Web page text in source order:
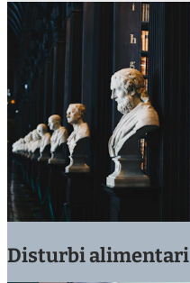
Disturbi alimentari